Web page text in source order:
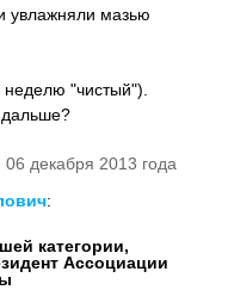
увлажняли мазью
"чистый").
дальше?
06 декабря 2013 года
:
категории,
Ассоциации